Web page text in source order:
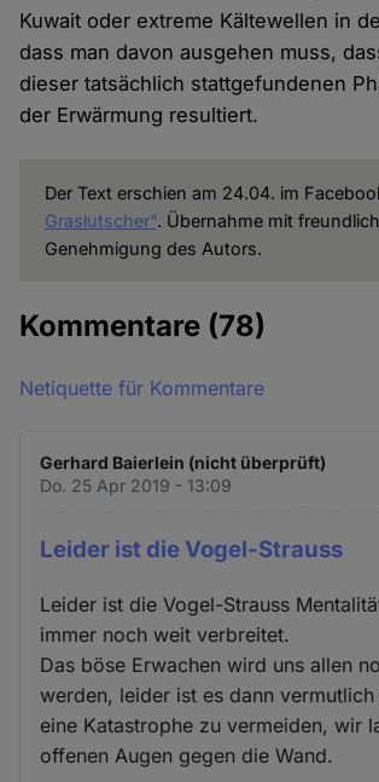
Kuwait oder extreme Kältewellen in
dass man davon ausgehen muss,
dieser tatsächlich stattgefundenen
der Erwärmung resultiert.
Der Text erschien am 24.04. im
Graslutscher". Übernahme mit
Genehmigung des Autors.
Kommentare (78)
Netiquette für Kommentare
Gerhard Baierlein (nicht überprüft)
Do. 25 Apr 2019 - 13:09
Leider ist die Vogel-Strauss
Leider ist die Vogel-Strauss
immer noch weit verbreitet.
Das böse Erwachen wird uns allen
werden, leider ist es dann
eine Katastrophe zu vermeiden, wir
offenen Augen gegen die Wand.